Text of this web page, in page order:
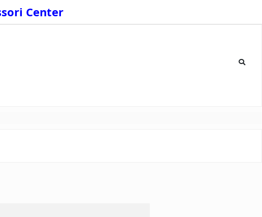
Center